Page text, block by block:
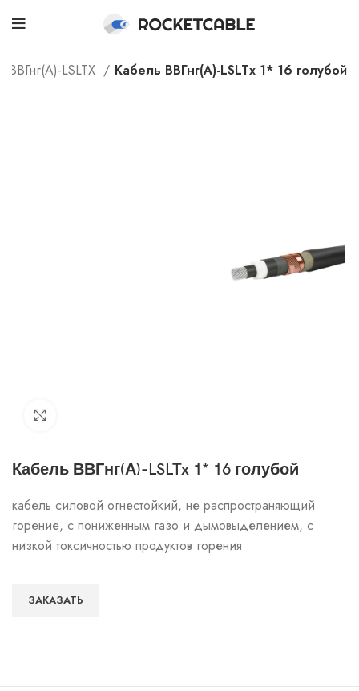
ВВГнг(А)-LSLTX Кабель ВВГнг(А)-LSLTx 1* 16 голубой
Кабель ВВГнг(А)-LSLTx 1* 16 голубой
кабель силовой огнестойкий, не распространяющий
горение, с пониженным газо и дымовыделением, с
низкой токсичностью продуктов горения
ЗАКАЗАТЬ